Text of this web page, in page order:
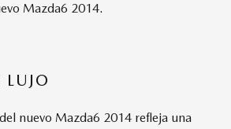
Mazda6 2014.
LUJO
nuevo Mazda6 2014 refleja una